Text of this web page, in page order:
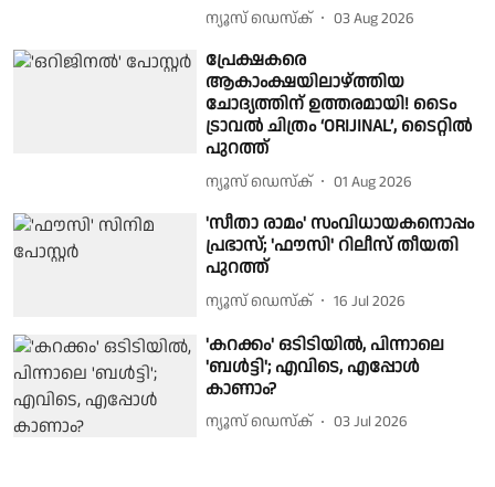
ന്യൂസ് ഡെസ്ക് 03 Aug 2026
പ്രേക്ഷകരെ
ആകാംക്ഷയിലാഴ്ത്തിയ
ചോദ്യത്തിന് ഉത്തരമായി! ടൈം
ട്രാവൽ ചിത്രം ‘ORIJINAL’, ടൈറ്റിൽ
പുറത്ത്
ന്യൂസ് ഡെസ്ക് 01 Aug 2026
'സീതാ രാമം' സംവിധായകനൊപ്പം
പ്രഭാസ്; 'ഫൗസി' റിലീസ് തീയതി
പുറത്ത്
ന്യൂസ് ഡെസ്ക് 16 Jul 2026
'കറക്കം' ഒടിടിയിൽ, പിന്നാലെ
'ബൾട്ടി'; എവിടെ, എപ്പോൾ
കാണാം?
ന്യൂസ് ഡെസ്ക് 03 Jul 2026